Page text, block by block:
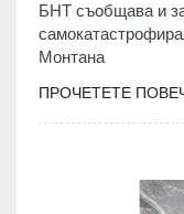
БНТ съобщава и
Монтана
ПРОЧЕТЕТЕ